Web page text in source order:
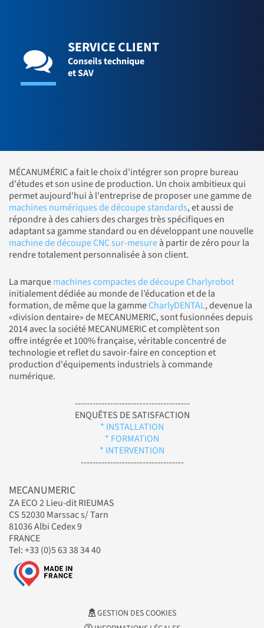
SERVICE CLIENT
Conseils technique
et SAV
MÉCANUMÉRIC a fait le choix d'intégrer son propre bureau
d'études et son usine de production. Un choix ambitieux qui
permet aujourd'hui à l'entreprise de proposer une gamme de
machines numériques de découpe standards, et aussi de
répondre à des cahiers des charges très spécifiques en
adaptant sa gamme standard ou en développant une nouvelle
machine de découpe CNC sur-mesureà partir de zéro pour la
rendre totalement personnalisée à son client.
La marquemachines compactes de découpe Charlyrobot
initialement dédiée au monde de l’éducation et de la
formation, de même que la gammeCharlyDENTAL, devenue la
«division dentaire» de MECANUMERIC, sont fusionnées depuis
2014 avec la société MECANUMERIC et complètent son
offre intégrée et 100% française, véritable concentré de
technologie et reflet du savoir-faire en conception et
production d'équipements industriels à commande
numérique.
---------------------------------------
ENQUÊTES DE SATISFACTION
* INSTALLATION
* FORMATION
* INTERVENTION
-----------------------------------
MECANUMERIC
ZA ECO 2 Lieu-dit RIEUMAS
CS 52030 Marssac s/ Tarn
81036 Albi Cedex 9
FRANCE
Tel: +33 (0)5 63 38 34 40
GESTION DES COOKIES